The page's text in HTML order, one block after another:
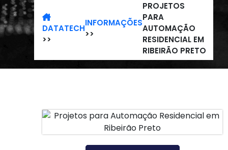
DATATECH
>>
INFORMAÇÕES
>>
PROJETOS
PARA
AUTOMAÇÃO
RESIDENCIAL EM
RIBEIRÃO PRETO